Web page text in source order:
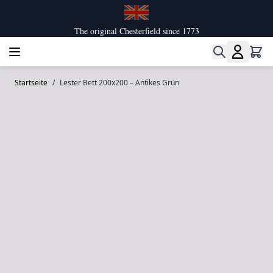
The original Chesterfield since 1773
Startseite / Lester Bett 200x200 – Antikes Grün